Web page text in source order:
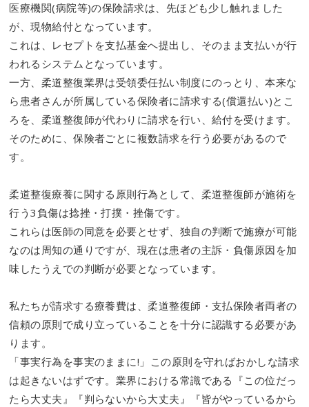
医療機関(病院等)の保険請求は、先ほども少し触れました
が、現物給付となっています。
これは、レセプトを支払基金へ提出し、そのまま支払いが行
われるシステムとなっています。
一方、柔道整復業界は受領委任払い制度にのっとり、本来な
ら患者さんが所属している保険者に請求する(償還払い)とこ
ろを、柔道整復師が代わりに請求を行い、給付を受けます。
そのために、保険者ごとに複数請求を行う必要があるので
す。
柔道整復療養に関する原則行為として、柔道整復師が施術を
行う3負傷は捻挫・打撲・挫傷です。
これらは医師の同意を必要とせず、独自の判断で施療が可能
なのは周知の通りですが、現在は患者の主訴・負傷原因を加
味したうえでの判断が必要となっています。
私たちが請求する療養費は、柔道整復師・支払保険者両者の
信頼の原則で成り立っていることを十分に認識する必要があ
ります。
「事実行為を事実のままに!」この原則を守ればおかしな請求
は起きないはずです。業界における常識である『この位だっ
たら大丈夫』『判らないから大丈夫』『皆がやっているから